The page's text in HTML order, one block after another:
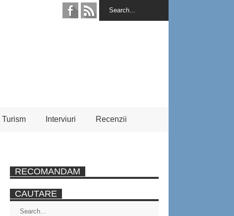
Turism Interviuri Recenzii
RECOMANDAM
CAUTARE